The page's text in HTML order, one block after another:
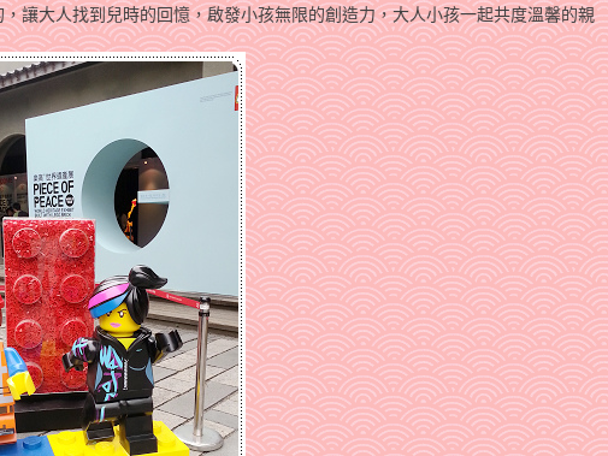
讓大人找到兒時的回憶，啟發小孩無限的創造力，大人小孩一起共度溫馨的親